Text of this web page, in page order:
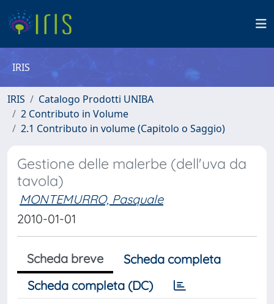
IRIS
IRIS
Catalogo Prodotti UNIBA
2 Contributo in Volume
2.1 Contributo in volume (Capitolo o Saggio)
Gestione delle malerbe (dell'uva da
tavola)
MONTEMURRO, Pasquale
2010-01-01
Scheda breve
Scheda completa
Scheda completa (DC)